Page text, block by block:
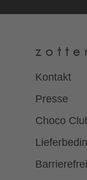
z o t t e
Kontakt
Presse
Choco